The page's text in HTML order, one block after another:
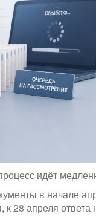
идёт
в начале
28 апреля ответа